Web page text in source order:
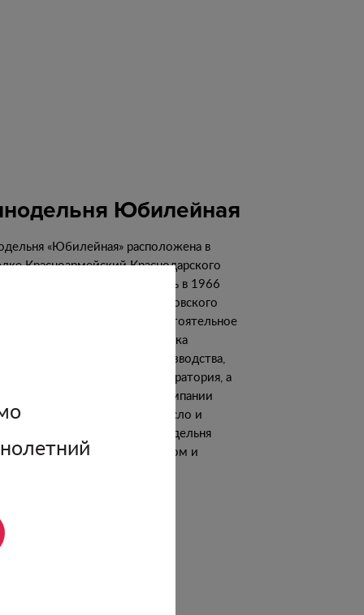
Юбилейная
«Юбилейная» расположена в
Красноармейский Краснодарского
История винодельни началась в 1966
когда на базе винпункта Сенновского
было образовано самостоятельное
За прошедшие полвека
новые технологии производства,
оборудование и лаборатория, а
урожайных земель компании
до 2500 гектаров. Росло и
производимых вин. Винодельня
всегда была новатором и
Подробнее о винодельне